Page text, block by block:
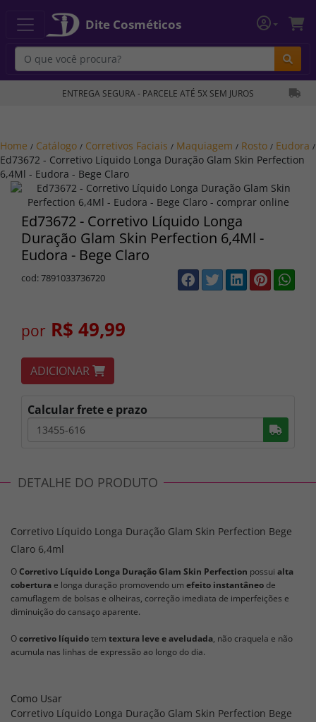
Dite Cosméticos
ENTREGA SEGURA - PARCELE ATÉ 5X SEM JUROS
Home / Catálogo / Corretivos Faciais / Maquiagem / Rosto / Eudora /
Ed73672 - Corretivo Líquido Longa Duração Glam Skin Perfection
6,4Ml - Eudora - Bege Claro
Ed73672 - Corretivo Líquido Longa
Duração Glam Skin Perfection 6,4Ml -
Eudora - Bege Claro
cod: 7891033736720
por R$ 49,99
ADICIONAR
Calcular frete e prazo
DETALHE DO PRODUTO
Corretivo Líquido Longa Duração Glam Skin Perfection Bege
Claro 6,4ml
O Corretivo Líquido Longa Duração Glam Skin Perfection possui alta
cobertura e longa duração promovendo um efeito instantâneo de
camuflagem de bolsas e olheiras, correção imediata de imperfeições e
diminuição do cansaço aparente.
Ocorretivo líquidotem textura leve e aveludada, não craquela e não
acumula nas linhas de expressão ao longo do dia.
Como Usar
Corretivo Líquido Longa Duração Glam Skin Perfection Bege